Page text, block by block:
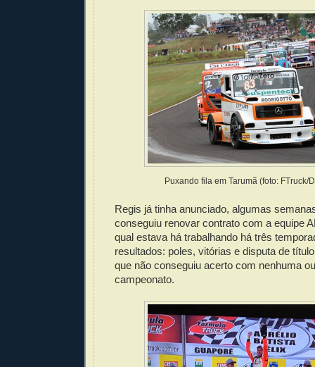
Puxando fila em Tarumã (foto: FTruck/
Regis já tinha anunciado, algumas
conseguiu renovar contrato com a equipe
qual estava há trabalhando há três
resultados: poles, vitórias e disputa de
que não conseguiu acerto com nenhuma
campeonato.